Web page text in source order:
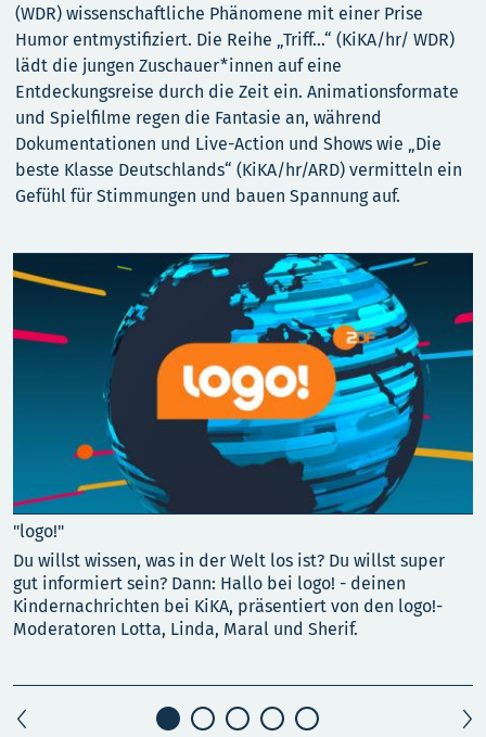
(WDR) wissenschaftliche Phänomene mit einer Prise
Humor entmystifiziert. Die Reihe „Triff…“ (KiKA/hr/ WDR)
lädt die jungen Zuschauer*innen auf eine
Entdeckungsreise durch die Zeit ein. Animationsformate
und Spielfilme regen die Fantasie an, während
Dokumentationen und Live-Action und Shows wie „Die
beste Klasse Deutschlands“ (KiKA/hr/ARD) vermitteln ein
Gefühl für Stimmungen und bauen Spannung auf.
"logo!"
Du willst wissen, was in der Welt los ist? Du willst super
gut informiert sein? Dann: Hallo bei logo! - deinen
Kindernachrichten bei KiKA, präsentiert von den logo!-
Moderatoren Lotta, Linda, Maral und Sherif.